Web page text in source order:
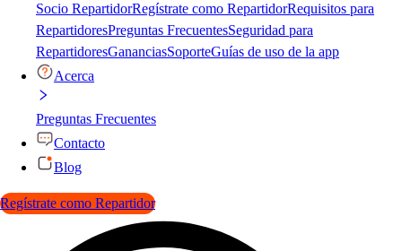
Socio RepartidorRegístrate como RepartidorRequisitos para
RepartidoresPreguntas FrecuentesSeguridad para
RepartidoresGananciasSoporteGuías de uso de la app
Acerca
Preguntas Frecuentes
Contacto
Blog
Regístrate como Repartidor